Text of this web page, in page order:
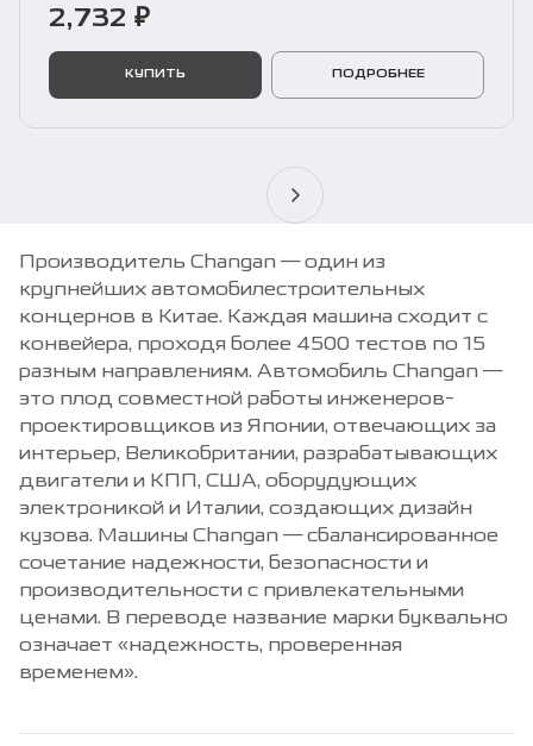
2,732 ₽
КУПИТЬ ПОДРОБНЕЕ
Производитель Changan — один из
крупнейших автомобилестроительных
концернов в Китае. Каждая машина сходит с
конвейера, проходя более 4500 тестов по 15
разным направлениям. Автомобиль Changan —
это плод совместной работы инженеров-
проектировщиков из Японии, отвечающих за
интерьер, Великобритании, разрабатывающих
двигатели и КПП, США, оборудующих
электроникой и Италии, создающих дизайн
кузова. Машины Changan — сбалансированное
сочетание надежности, безопасности и
производительности с привлекательными
ценами. В переводе название марки буквально
означает «надежность, проверенная
временем».